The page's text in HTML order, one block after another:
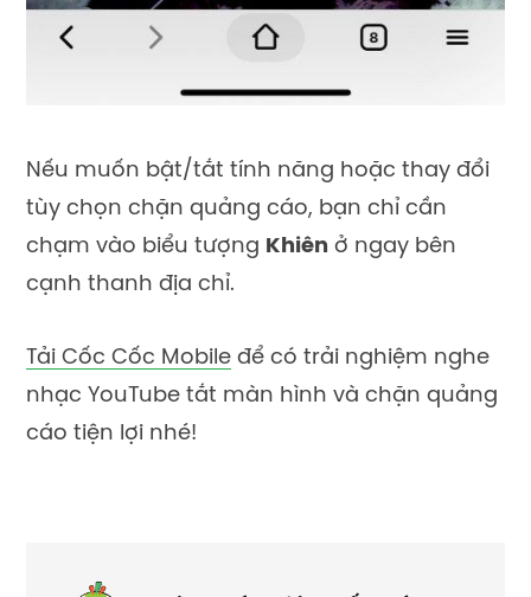
Nếu muốn bật/tắt tính năng hoặc thay đổi
tùy chọn chặn quảng cáo, bạn chỉ cần
chạm vào biểu tượng Khiên ở ngay bên
cạnh thanh địa chỉ.
Tải Cốc Cốc Mobile để có trải nghiệm nghe
nhạc YouTube tắt màn hình và chặn quảng
cáo tiện lợi nhé!